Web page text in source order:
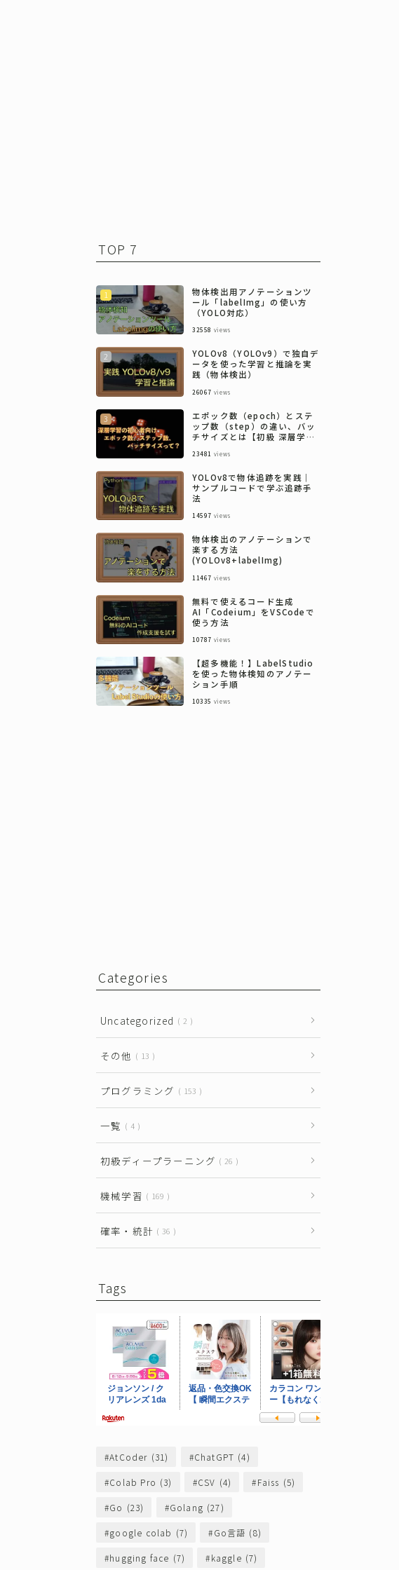
TOP 7
物体検出用アノテーションツ
ール「labelImg」の使い方
（YOLO対応）
32558 views
YOLOv8（YOLOv9）で独自デ
ータを使った学習と推論を実
践（物体検出）
26067 views
エポック数（epoch）とステ
ップ数（step）の違い、バッ
チサイズとは【初級 深層学習
23481 views
YOLOv8で物体追跡を実践｜
サンプルコードで学ぶ追跡手
法
14597 views
物体検出のアノテーションで
楽する方法
(YOLOv8+labelImg)
11467 views
無料で使えるコード生成
AI「Codeium」をVSCodeで
使う方法
10787 views
【超多機能！】LabelStudio
を使った物体検知のアノテー
ション手順
10335 views
Categories
Uncategorized 2
その他 13
プログラミング 153
一覧 4
初級ディープラーニング 26
機械学習 169
確率・統計 36
Tags
AtCoder (31) ChatGPT (4)
Colab Pro (3) CSV (4) Faiss (5)
Go (23) Golang (27)
google colab (7) Go言語 (8)
hugging face (7) kaggle (7)